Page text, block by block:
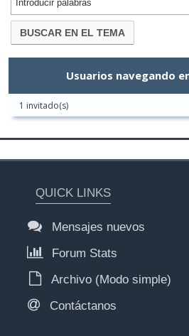
Usuarios navegando
1 invitado(s)
QUICK LINKS
Mensajes nuevos
Forum Stats
Archivo (Modo simple)
Contáctanos